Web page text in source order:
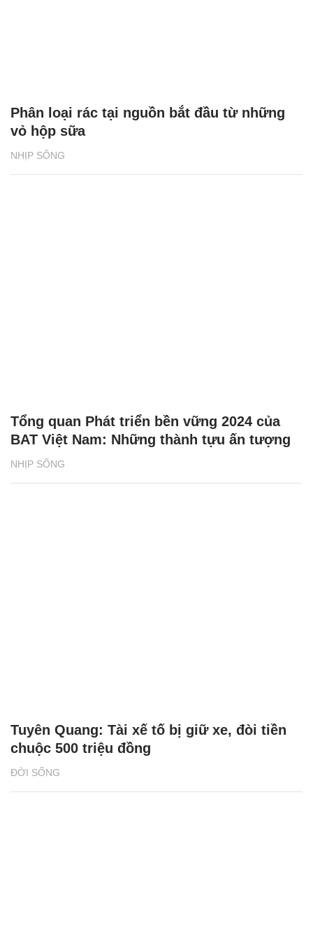
NHỊP SỐNG
Phân loại rác tại nguồn bắt đầu từ những
vỏ hộp sữa
NHỊP SỐNG
Tổng quan Phát triển bền vững 2024 của
BAT Việt Nam: Những thành tựu ấn tượng
ĐỜI SỐNG
Tuyên Quang: Tài xế tố bị giữ xe, đòi tiền
chuộc 500 triệu đồng